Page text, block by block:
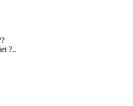
?..